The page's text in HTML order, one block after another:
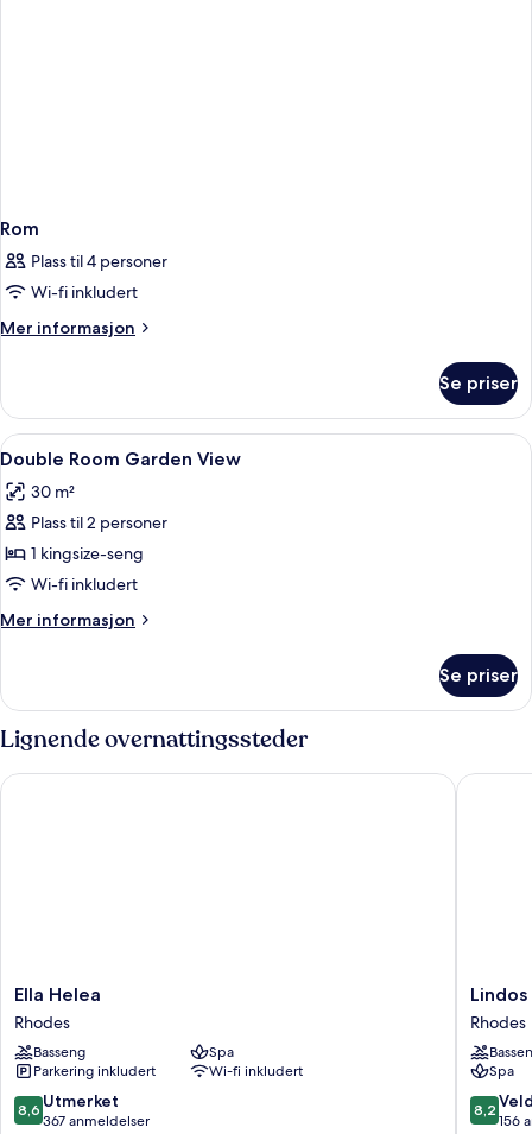
Rom
Plass til 4 personer
Wi-fi inkludert
Mer informasjon
Mer
Se priser
Åpne
alle
bildene
av
Double
Room
Garden
View
Minibar, safe på rommet,
3
Double Room Garden View
30 m²
Plass til 2 personer
1 kingsize-seng
Wi-fi inkludert
Mer informasjon
Mer
Room
View
Se priser
Lignende overnattingssteder
Ella
Helea
Rhodes
Ella Helea
Rhodes
Basseng
Spa
Parkering inkludert
Wi-fi inkludert
8.6
av
8,6 Utmerket
367 anmeldelser
Ella Helea
Lindos
Imperial
Resort
&
Spa
Rhodes
Rhodes
Spa
8.2
av
8,2
156
Lindos